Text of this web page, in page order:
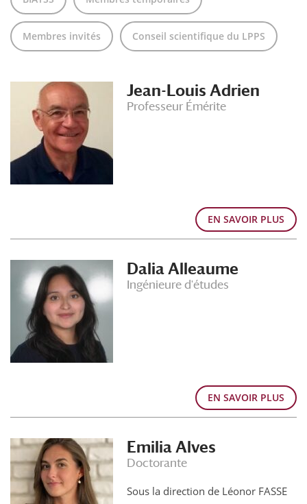
Membres invités Conseil scientifique du LPPS
Jean-Louis Adrien
Professeur Émérite
EN SAVOIR PLUS
Dalia Alleaume
Ingénieure d'études
EN SAVOIR PLUS
Emilia Alves
Doctorante
Sous la direction de Léonor FASSE